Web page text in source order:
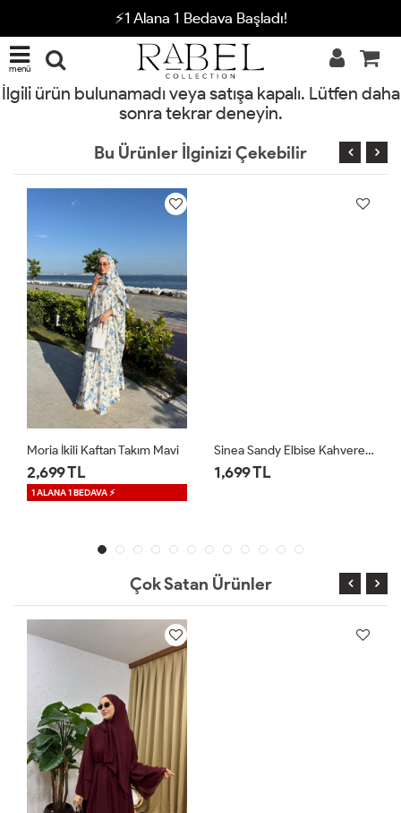
⚡1 Alana 1 Bedava Başladı!
menü
İlgili ürün bulunamadı veya satışa kapalı. Lütfen daha
sonra tekrar deneyin.
Bu Ürünler İlginizi Çekebilir
Moria İkili Kaftan Takım Mavi
2,699 TL
1 ALANA 1 BEDAVA ⚡
Sinea Sandy Elbise Kahverengi
1,699 TL
Çok Satan Ürünler